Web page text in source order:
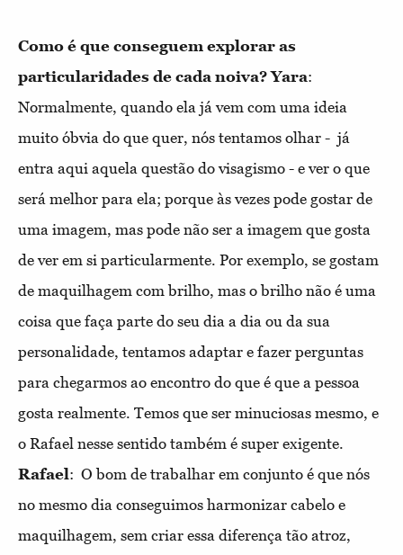
Como é que conseguem explorar as
particularidades de cada noiva?Yara:
Normalmente, quando ela já vem com uma ideia
muito óbvia do que quer, nós tentamos olhar - já
entra aqui aquela questão do visagismo - e ver o que
será melhor para ela; porque às vezes pode gostar de
uma imagem, mas pode não ser a imagem que gosta
de ver em si particularmente. Por exemplo, se gostam
de maquilhagem com brilho, mas o brilho não é uma
coisa que faça parte do seu dia a dia ou da sua
personalidade, tentamos adaptar e fazer perguntas
para chegarmos ao encontro do que é que a pessoa
gosta realmente. Temos que ser minuciosas mesmo, e
o Rafael nesse sentido também é super exigente.
Rafael: O bom de trabalhar em conjunto é que nós
no mesmo dia conseguimos harmonizar cabelo e
maquilhagem, sem criar essa diferença tão atroz,